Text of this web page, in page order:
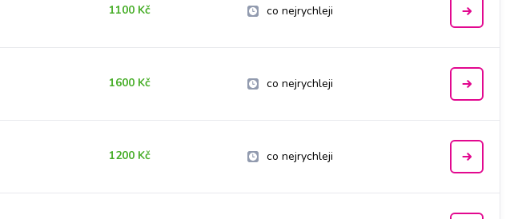
1100 Kč co nejrychleji
1600 Kč co nejrychleji
1200 Kč co nejrychleji